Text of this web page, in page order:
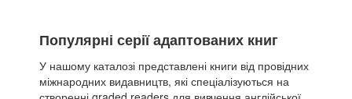
Популярні серії адаптованих книг
У нашому каталозі представлені книги від провідних
міжнародних видавництв, які спеціалізуються на